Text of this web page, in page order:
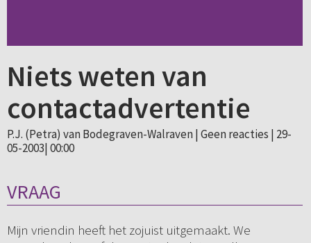
Niets weten van
contactadvertentie
P.J. (Petra) van Bodegraven-Walraven | Geen reacties | 29-
05-2003| 00:00
VRAAG
Mijn vriendin heeft het zojuist uitgemaakt. We